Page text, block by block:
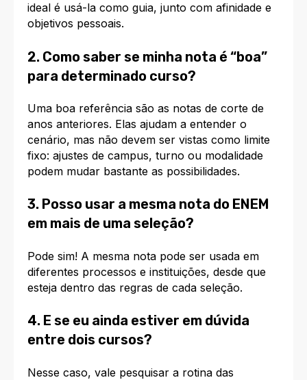
ideal é usá-la como guia, junto com afinidade e
objetivos pessoais.
2. Como saber se minha nota é “boa”
para determinado curso?
Uma boa referência são as notas de corte de
anos anteriores. Elas ajudam a entender o
cenário, mas não devem ser vistas como limite
fixo: ajustes de campus, turno ou modalidade
podem mudar bastante as possibilidades.
3. Posso usar a mesma nota do ENEM
em mais de uma seleção?
Pode sim! A mesma nota pode ser usada em
diferentes processos e instituições, desde que
esteja dentro das regras de cada seleção.
4. E se eu ainda estiver em dúvida
entre dois cursos?
Nesse caso, vale pesquisar a rotina das